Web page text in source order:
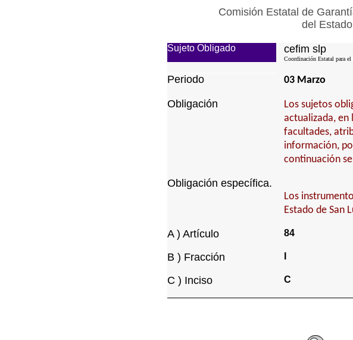
Comisión Estatal de
del
Sujeto Obligado cefim slp
Coordinación Estatal para
Periodo 03 Marzo
Obligación
Los sujetos
actualizada, en
facultades,
información,
continuación
Obligación específica.
Los
Estado de San
A ) Artículo 84
B ) Fracción
C ) Inciso C